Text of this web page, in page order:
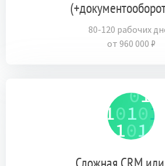
80-120 рабочих
от 960 000 ₽